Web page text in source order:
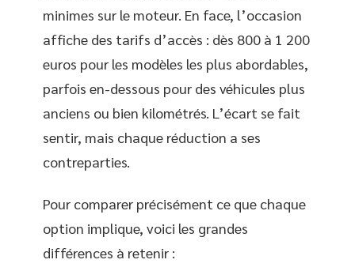
minimes sur le moteur. En face, l’occasion
affiche des tarifs d’accès : dès 800 à 1 200
euros pour les modèles les plus abordables,
parfois en-dessous pour des véhicules plus
anciens ou bien kilométrés. L’écart se fait
sentir, mais chaque réduction a ses
contreparties.
Pour comparer précisément ce que chaque
option implique, voici les grandes
différences à retenir :